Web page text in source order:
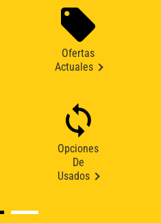
Ofertas
Actuales
Opciones
De
Usados